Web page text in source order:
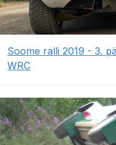
Soome ralli 2019 - 3.
WRC